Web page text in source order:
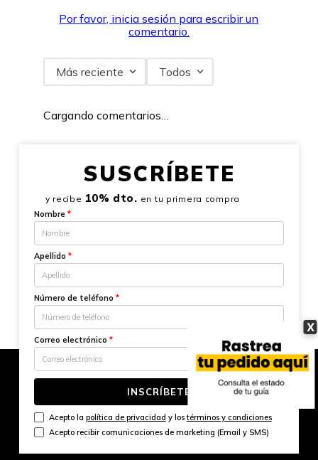
X
Por favor, inicia sesión para escribir un
comentario.
Más reciente Todos
Cargando comentarios…
SUSCRÍBETE
y recibe 10% dto. en tu primera compra
Nombre *
Apellido *
Número de teléfono *
Correo electrónico *
INSCRÍBETE
Acepto la política de privacidad y lostérminos y condiciones
Acepto recibir comunicaciones de marketing (Email y SMS)